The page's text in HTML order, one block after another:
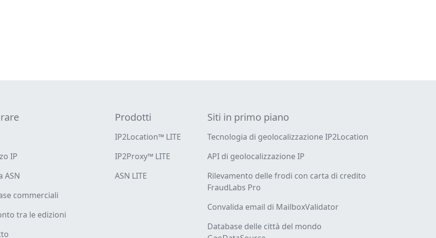
IP
ASN
commerciali
tra le edizioni
Prodotti
IP2Location™ LITE
IP2Proxy™ LITE
ASN LITE
Siti in primo piano
Tecnologia di geolocalizzazione IP2Location
API di geolocalizzazione IP
Rilevamento delle frodi con carta di credito
FraudLabs Pro
Convalida email di MailboxValidator
Database delle città del mondo